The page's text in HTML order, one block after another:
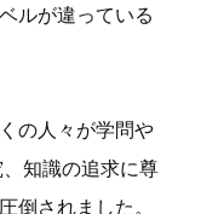
ルが違っている
の人々が学問や
知識の追求に尊
倒されました。